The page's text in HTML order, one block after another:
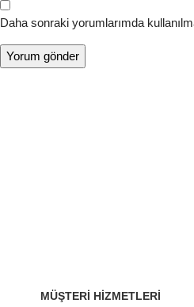
Daha sonraki yorumlarımda
MÜŞTERI HIZMETLERI